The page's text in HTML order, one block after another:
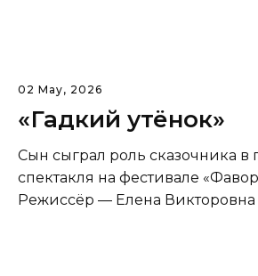
02 May, 2026
«Гадкий утёнок»
Сын сыграл роль сказочника в
спектакля на фестивале
Режиссёр — Елена